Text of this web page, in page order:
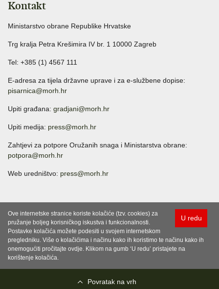
Kontakt
Ministarstvo obrane Republike Hrvatske
Trg kralja Petra Krešimira IV br. 1 10000 Zagreb
Tel: +385 (1) 4567 111
E-adresa za tijela državne uprave i za e-službene dopise:
pisarnica@morh.hr
Upiti građana: gradjani@morh.hr
Upiti medija: press@morh.hr
Zahtjevi za potpore Oružanih snaga i Ministarstva obrane:
potpora@morh.hr
Web uredništvo: press@morh.hr
U redu
Ove internetske stranice koriste kolačiće (tzv. cookies) za
pružanje boljeg korisničkog iskustva i funkcionalnosti.
Postavke kolačića možete podesiti u svojem internetskom
pregledniku. Više o kolačićima i načinu kako ih koristimo te načinu kako ih
onemogućiti pročitajte ovdje. Klikom na gumb ‘U redu’ pristajete na
korištenje kolačića.
Povratak na vrh